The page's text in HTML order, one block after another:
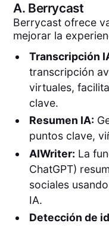
A. Berrycast
Berrycast ofrece
mejorar la
Transcripción
transcripción
virtuales,
clave.
Resumen IA:
puntos clave,
AIWriter: La
ChatGPT)
sociales
IA.
Detección de